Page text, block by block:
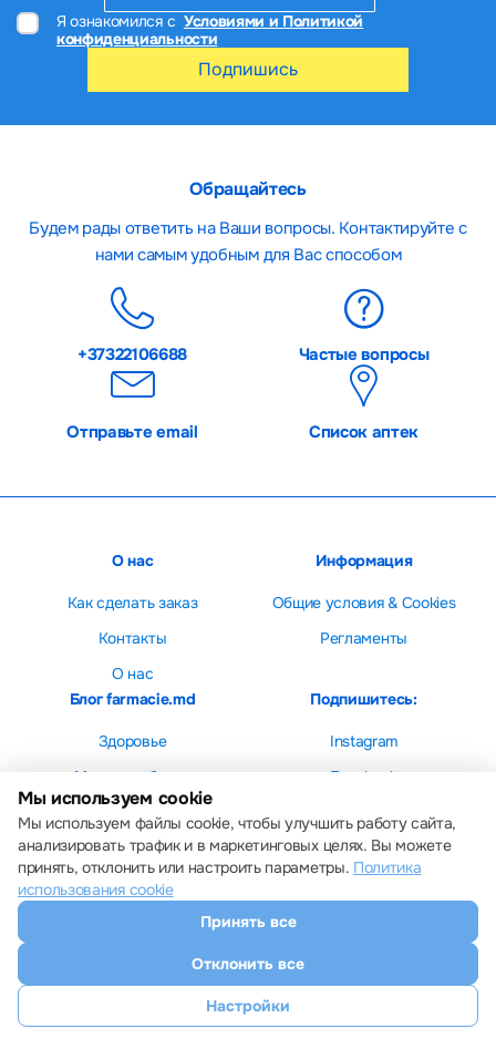
Я ознакомился с Условиями и Политикой
конфиденциальности
Подпишись
Обращайтесь
Будем рады ответить на Ваши вопросы. Контактируйте с
нами самым удобным для Вас способом
+37322106688 Частые вопросы
Отправьте email Список аптек
О нас
Как сделать заказ
Контакты
О нас
Информация
Общие условия & Cookies
Регламенты
Блог farmacie.md
Здоровье
Мама и ребенок
Красота
Подпишитесь:
Instagram
Facebook
Все права защищены © 2013 – 2026 Farmacie.md
Скачайте наше приложение
Настройки cookie
Мы используем cookie
Мы используем файлы cookie, чтобы улучшить работу сайта,
анализировать трафик и в маркетинговых целях. Вы можете
принять, отклонить или настроить параметры. Политика
использования cookie
Принять все
Отклонить все
Настройки